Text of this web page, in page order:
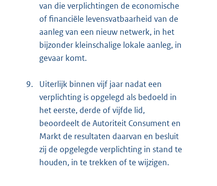
van die verplichtingen de economische
of financiële levensvatbaarheid van de
aanleg van een nieuw netwerk, in het
bijzonder kleinschalige lokale aanleg, in
gevaar komt.
9.
Uiterlijk binnen vijf jaar nadat een
verplichting is opgelegd als bedoeld in
het eerste, derde of vijfde lid,
beoordeelt de Autoriteit Consument en
Markt de resultaten daarvan en besluit
zij de opgelegde verplichting in stand te
houden, in te trekken of te wijzigen.